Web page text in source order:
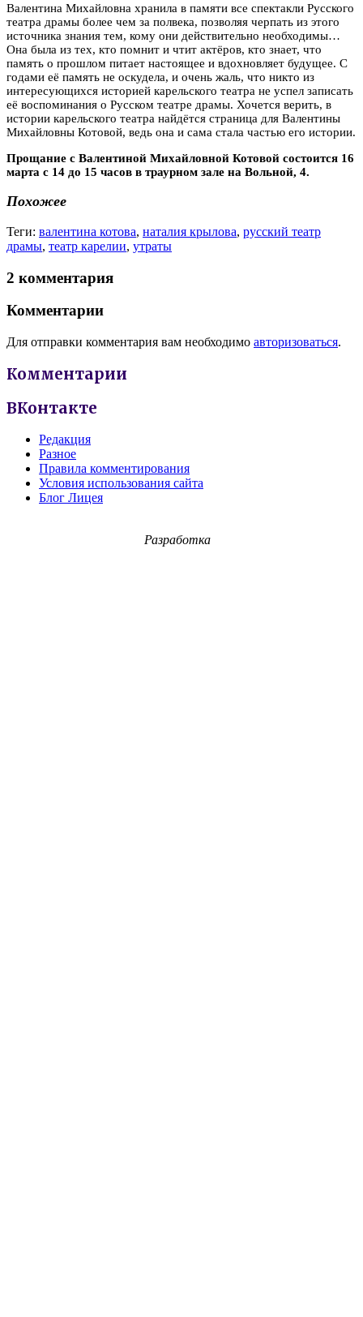
Валентина Михайловна хранила в памяти все спектакли Русского
театра драмы более чем за полвека, позволяя черпать из этого
источника знания тем, кому они действительно необходимы…
Она была из тех, кто помнит и чтит актёров, кто знает, что
память о прошлом питает настоящее и вдохновляет будущее. С
годами её память не оскудела, и очень жаль, что никто из
интересующихся историей карельского театра не успел записать
её воспоминания о Русском театре драмы. Хочется верить, в
истории карельского театра найдётся страница для Валентины
Михайловны Котовой, ведь она и сама стала частью его истории.
Прощание с Валентиной Михайловной Котовой состоится 16
марта с 14 до 15 часов в траурном зале на Вольной, 4.
Похожее
Теги: валентина котова, наталия крылова, русский театр
драмы, театр карелии, утраты
2 комментария
Комментарии
Для отправки комментария вам необходимо авторизоваться.
Комментарии
ВКонтакте
Редакция
Разное
Правила комментирования
Условия использования сайта
Блог Лицея
Разработка